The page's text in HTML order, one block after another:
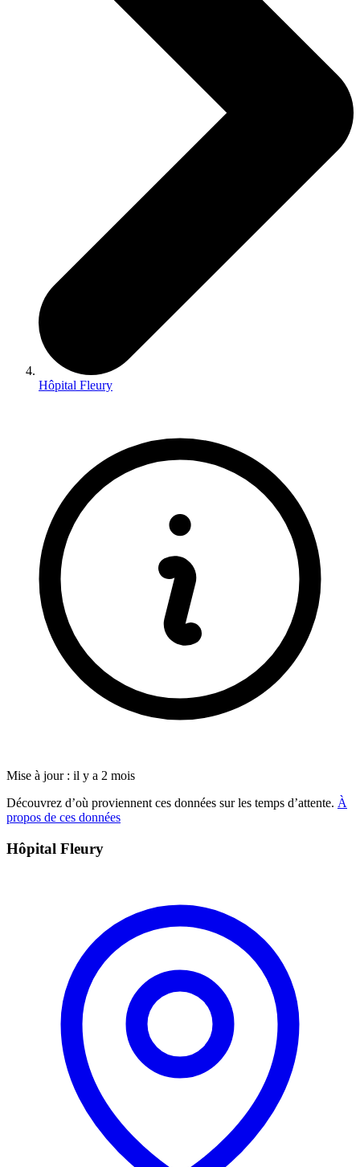
Hôpital Fleury
Mise à jour : il y a 2 mois
Découvrez d’où proviennent ces données sur les temps d’attente. À
propos de ces données
Hôpital Fleury